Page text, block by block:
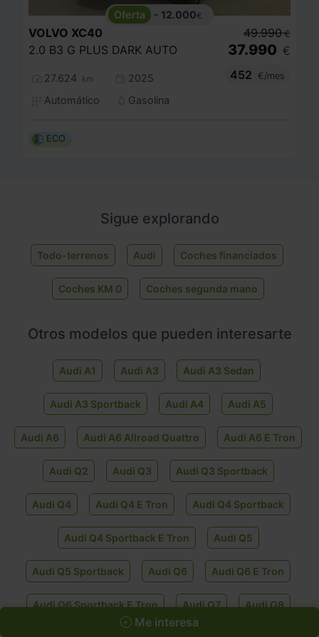
- 12.000€
VOLVO XC40
2.0 B3 G PLUS DARK AUTO
27.624 km
2025
Automático
Gasolina
49.990 €
37.990 €
452
€/mes
ECO
Sigue explorando
Todo-terrenos Audi Coches financiados
Coches KM 0 Coches segunda mano
Otros modelos que pueden interesarte
Audi A1 Audi A3 Audi A3 Sedan
Audi A3 Sportback Audi A4 Audi A5
Audi A6 Audi A6 Allroad Quattro Audi A6 E Tron
Audi Q2 Audi Q3 Audi Q3 Sportback
Audi Q4 Audi Q4 E Tron Audi Q4 Sportback
Audi Q4 Sportback E Tron Audi Q5
Audi Q5 Sportback Audi Q6 Audi Q6 E Tron
Audi Q6 Sportback E Tron Audi Q7 Audi Q8
Me interesa